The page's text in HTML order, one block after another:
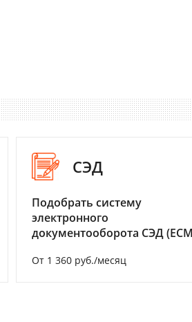
СЭД
Подобрать систему
электронного
документооборота СЭД
От 1 360 руб./месяц